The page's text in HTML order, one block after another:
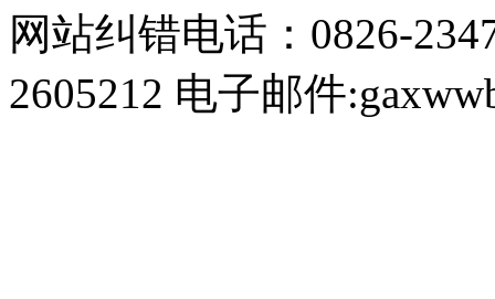
网站纠错电话：0826-
2605212 电子邮件